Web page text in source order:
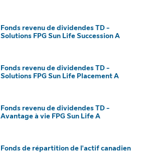
Fonds revenu de dividendes TD -
Solutions FPG Sun Life Succession A
Fonds revenu de dividendes TD -
Solutions FPG Sun Life Placement A
Fonds revenu de dividendes TD -
Avantage à vie FPG Sun Life A
Fonds de répartition de l'actif canadien